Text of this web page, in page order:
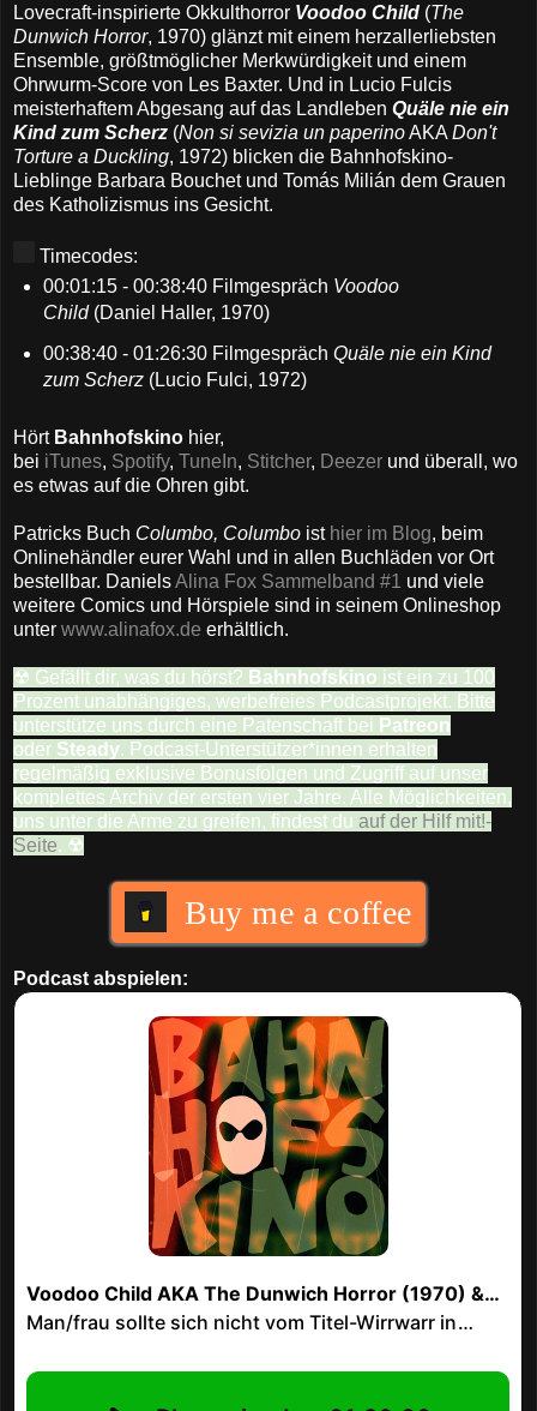
Lovecraft-inspirierte Okkulthorror Voodoo Child (The
Dunwich Horror, 1970) glänzt mit einem herzallerliebsten
Ensemble, größtmöglicher Merkwürdigkeit und einem
Ohrwurm-Score von Les Baxter. Und in Lucio Fulcis
meisterhaftem Abgesang auf das Landleben Quäle nie ein
Kind zum Scherz (Non si sevizia un paperinoAKA Don't
Torture a Duckling, 1972) blicken die Bahnhofskino-
Lieblinge Barbara Bouchet und Tomás Milián dem Grauen
des Katholizismus ins Gesicht.
Timecodes:
00:01:15 - 00:38:40 Filmgespräch Voodoo
Child(Daniel Haller, 1970)
00:38:40 - 01:26:30 Filmgespräch Quäle nie ein Kind
zum Scherz(Lucio Fulci, 1972)
Hört Bahnhofskino hier,
bei iTunes, Spotify, TuneIn, Stitcher, Deezer und überall, wo
es etwas auf die Ohren gibt.
Patricks Buch Columbo, Columbo ist hier im Blog, beim
Onlinehändler eurer Wahl und in allen Buchläden vor Ort
bestellbar. DanielsAlina Fox Sammelband #1 und viele
weitere Comics und Hörspiele sind in seinem Onlineshop
unter www.alinafox.de erhältlich.
☢ Gefällt dir, was du hörst? Bahnhofskino ist ein zu 100
Prozent unabhängiges, werbefreies Podcastprojekt. Bitte
unterstütze uns durch eine Patenschaft bei Patreon
oder Steady. Podcast-Unterstützer*innen erhalten
regelmäßig exklusive Bonusfolgen und Zugriff auf unser
komplettes Archiv der ersten vier Jahre. Alle Möglichkeiten,
uns unter die Arme zu greifen, findest du auf der Hilf mit!-
Seite. ☢
Buy me a coffee
Podcast abspielen: